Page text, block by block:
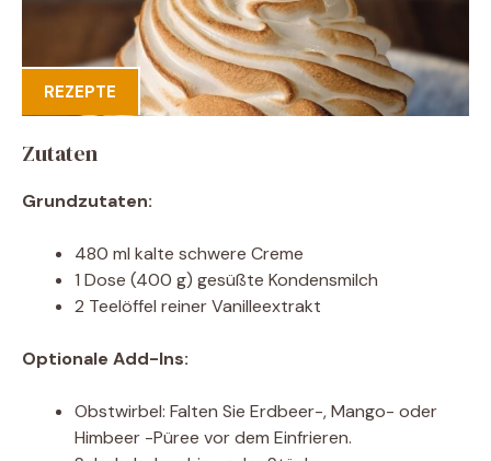
REZEPTE
Zutaten
Grundzutaten:
480 ml kalte schwere Creme
1 Dose (400 g) gesüßte Kondensmilch
2 Teelöffel reiner Vanilleextrakt
Optionale Add-Ins:
Obstwirbel: Falten Sie Erdbeer-, Mango- oder
Himbeer -Püree vor dem Einfrieren.